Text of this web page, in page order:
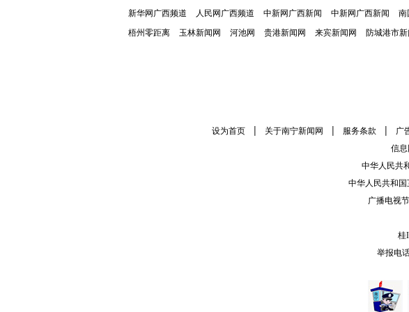
新华网广西频道 人民网广西频道 中新网广西新闻 中新网广西新闻 南
梧州零距离
玉林新闻网 河池网 贵港新闻网 来宾新闻网 防城港市新
设为首页 | 关于南宁新闻网 | 服务条款 | 广
信息
中华人民共
中华人民共和
广播电视
桂
举报电